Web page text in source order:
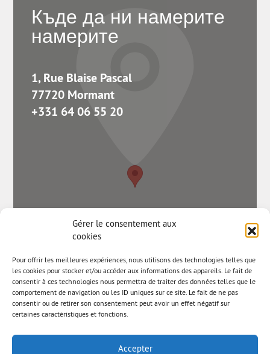
Gérer le consentement aux
cookies
Pour offrir les meilleures expériences, nous utilisons des technologies telles que
les cookies pour stocker et/ou accéder aux informations des appareils. Le fait de
consentir à ces technologies nous permettra de traiter des données telles que le
comportement de navigation ou les ID uniques sur ce site. Le fait de ne pas
consentir ou de retirer son consentement peut avoir un effet négatif sur
certaines caractéristiques et fonctions.
Accepter
Къде да ни намерите
намерите
1, Rue Blaise Pascal
77720 Mormant
+331 64 06 55 20